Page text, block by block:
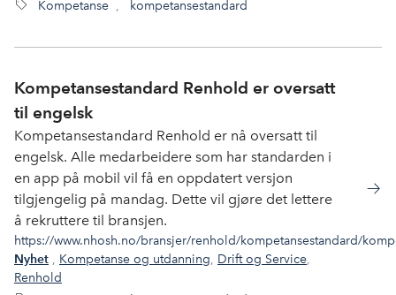
Kompetanse , kompetansestandard
Kompetansestandard Renhold er oversatt
til engelsk
Kompetansestandard Renhold er nå oversatt til
engelsk. Alle medarbeidere som har standarden i
en app på mobil vil få en oppdatert versjon
tilgjengelig på mandag. Dette vil gjøre det lettere
å rekruttere til bransjen.
https://www.nhosh.no/bransjer/renhold/kompetansestandard/
Nyhet , Kompetanse og utdanning, Drift og Service,
Renhold